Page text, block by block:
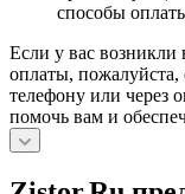
способы
Если у вас возникли
оплаты,
телефону или через
помочь вам и